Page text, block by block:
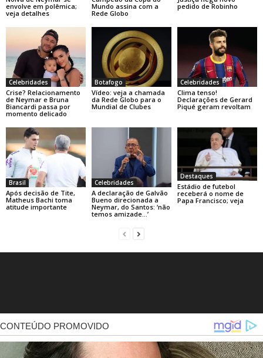
envolve em polêmica;
veja detalhes
Mundo assina com a
Rede Globo
pedido de Robinho
Celebridades
Crise? Relacionamento
de Neymar e Bruna
Biancardi passa por
momento delicado
Botafogo
Vídeo: veja a chamada
da Rede Globo para o
Mundial de Clubes
Celebridades
Clima tenso!
Declarações de Gerard
Piqué geram revoltam
Brasil
Após decisão de Tite,
Matheus Bachi toma
atitude importante
Celebridades
A declaração de Galvão
Bueno direcionada a
Neymar, do Santos: ‘não
temos amizade…’
Destaques
Estádio de futebol
receberá o nome de
Papa Francisco; veja